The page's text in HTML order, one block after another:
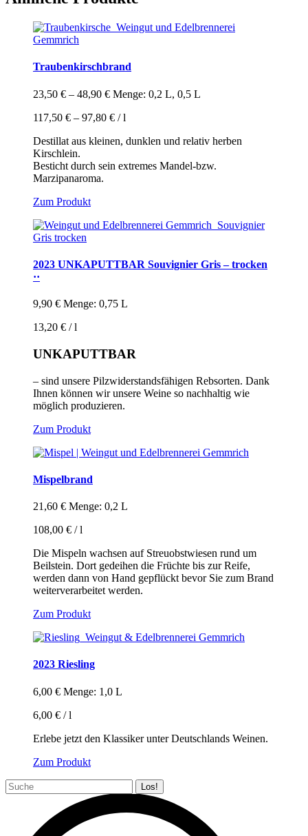
mehrere
auf.
können
der
gewählt
Traubenkirschbrand
23,50 € – 48,90 € Menge: 0,2 L, 0,5 L
117,50 € – 97,80 € /l
Destillat aus kleinen, dunklen und relativ herben
Kirschlein.
Besticht durch sein extremes Mandel-bzw.
Marzipanaroma.
Zum ProduktDieses
weist
auf.
können
gewählt
werden
2023 UNKAPUTTBAR Souvignier Gris – trocken
··
9,90 € Menge: 0,75 L
13,20 € /l
UNKAPUTTBAR
– sind unsere Pilzwiderstandsfähigen Rebsorten. Dank
Ihnen können wir unsere Weine so nachhaltig wie
möglich produzieren.
Zum Produkt
Mispelbrand
21,60 € Menge: 0,2 L
108,00 € /l
Die Mispeln wachsen auf Streuobstwiesen rund um
Beilstein. Dort gedeihen die Früchte bis zur Reife,
werden dann von Hand gepflückt bevor Sie zum Brand
weiterverarbeitet werden.
Zum Produkt
2023 Riesling
6,00 € Menge: 1,0 L
6,00 € /l
Erlebe jetzt den Klassiker unter Deutschlands Weinen.
Zum Produkt
Search: